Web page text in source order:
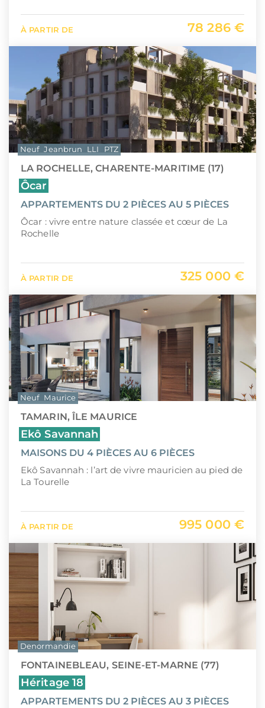
À PARTIR DE 78 286 €
LA ROCHELLE, CHARENTE-MARITIME (17)
Ôcar
APPARTEMENTS DU 2 PIÈCES AU 5 PIÈCES
Ôcar : vivre entre nature classée et cœur de La
Rochelle
À PARTIR DE 325 000 €
Neuf Jeanbrun LLI PTZ
TAMARIN, ÎLE MAURICE
Ekô Savannah
MAISONS DU 4 PIÈCES AU 6 PIÈCES
Ekô Savannah : l’art de vivre mauricien au pied de
La Tourelle
À PARTIR DE 995 000 €
Neuf Maurice
FONTAINEBLEAU, SEINE-ET-MARNE (77)
Héritage 18
APPARTEMENTS DU 2 PIÈCES AU 3 PIÈCES
Denormandie